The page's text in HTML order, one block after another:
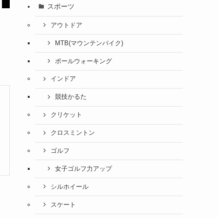
スポーツ
アウトドア
MTB(マウンテンバイク)
ポールウォーキング
インドア
競技かるた
クリケット
クロスミントン
ゴルフ
女子ゴルフ力アップ
シルホイール
スケート